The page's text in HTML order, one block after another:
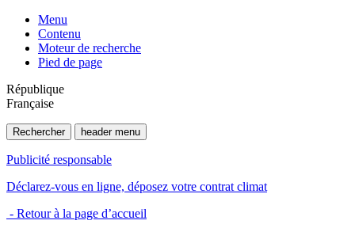
Menu
Contenu
Moteur de recherche
Pied de page
République
Française
Rechercher header menu
Publicité responsable
Déclarez-vous en ligne, déposez votre contrat climat
- Retour à la page d’accueil